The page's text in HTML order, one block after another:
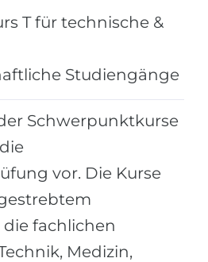
…
T für technische &
Studiengänge
Schwerpunktkurse
vor. Die Kurse
fachlichen
Medizin,